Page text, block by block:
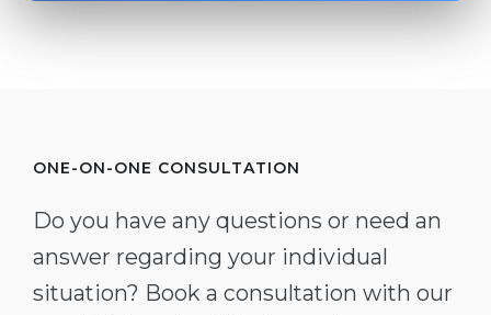
ONE-ON-ONE CONSULTATION
Do you have any questions or need an
answer regarding your individual
situation? Book a consultation with our